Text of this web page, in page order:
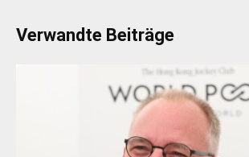
Verwandte Beiträge